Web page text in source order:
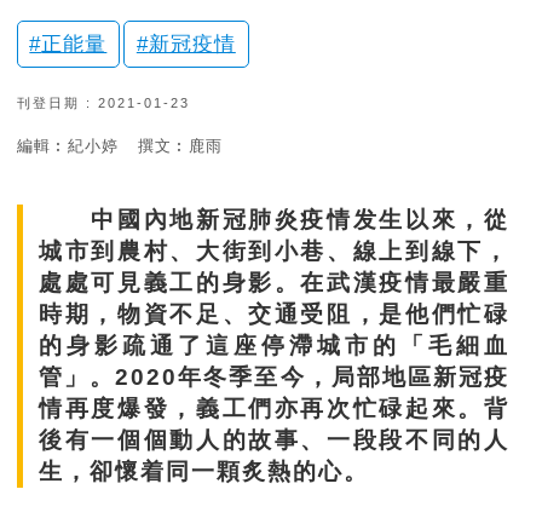
正能量 新冠疫情
刊登日期 : 2021-01-23
編輯︰紀小婷 撰文︰鹿雨
中國內地新冠肺炎疫情发生以來，從
城市到農村、大街到小巷、線上到線下，
處處可見義工的身影。在武漢疫情最嚴重
時期，物資不足、交通受阻，是他們忙碌
的身影疏通了這座停滯城市的「毛細血
管」。2020年冬季至今， 局部地區新冠疫
情再度爆發， 義工們 亦再次忙碌起來。背
後有一個個動人的故事、一段段不同的人
生，卻懷着 同一顆炙熱的心。